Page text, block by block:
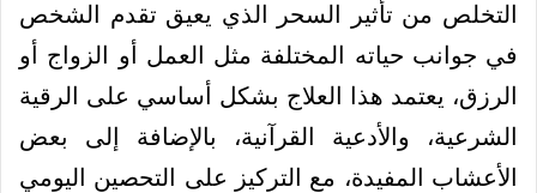
التخلص من تأثير السحر الذي يعيق تقدم الشخص
في جوانب حياته المختلفة مثل العمل أو الزواج أو
الرزق، يعتمد هذا العلاج بشكل أساسي على الرقية
الشرعية، والأدعية القرآنية، بالإضافة إلى بعض
الأعشاب المفيدة، مع التركيز على التحصين اليومي